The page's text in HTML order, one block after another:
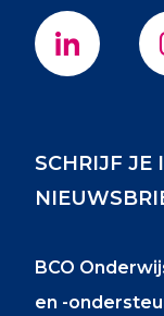
SCHRIJF JE
BCO
en -